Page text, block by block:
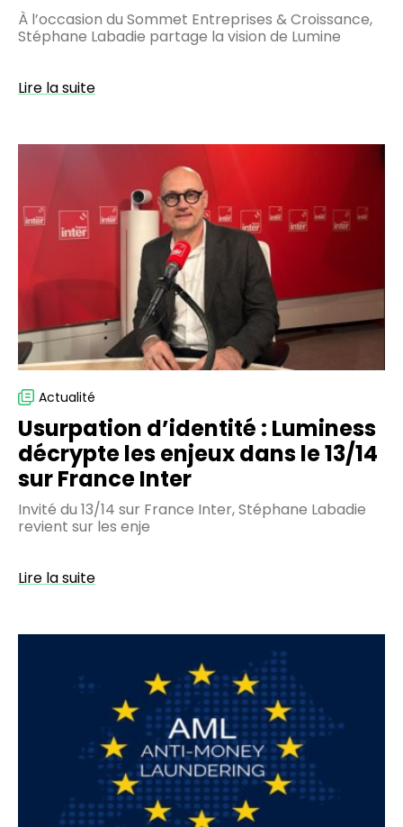
À l’occasion du Sommet Entreprises & Croissance,
Stéphane Labadie partage la vision de Lumine
Lire la suite
Luminess
décrypte
enjeux
le
13/14
sur
France
Actualité
Usurpation d’identité : Luminess
décrypte les enjeux dans le 13/14
sur France Inter
Invité du 13/14 sur France Inter, Stéphane Labadie
revient sur les enje
Lire la suite
européen